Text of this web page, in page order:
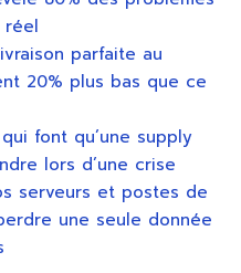
réel
parfaite au
20% plus bas que ce
font qu’une supply
lors d’une crise
serveurs et postes de
une seule donnée